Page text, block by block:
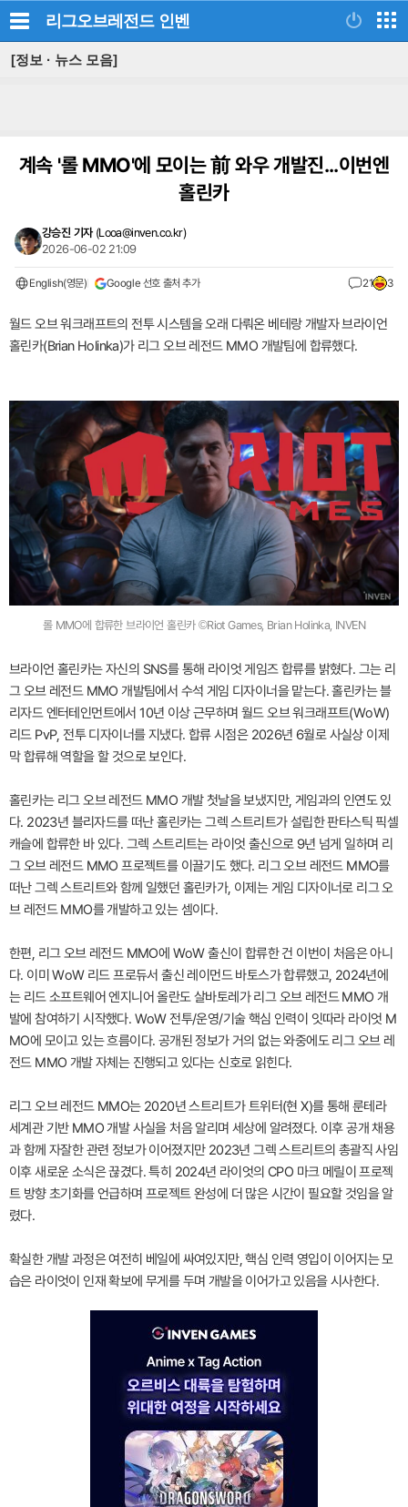
리그오브레전드 인벤
[정보 · 뉴스 모음]
계속 '롤 MMO'에 모이는 前 와우 개발진...이번엔
홀린카
강승진 기자 (Looa@inven.co.kr)
2026-06-02 21:09
English(영문) Google 선호 출처 추가 21 3
월드 오브 워크래프트의 전투 시스템을 오래 다뤄온 베테랑 개발자 브라이언
홀린카(Brian Holinka)가 리그 오브 레전드 MMO 개발팀에 합류했다.
롤 MMO에 합류한 브라이언 홀린카 ©Riot Games, Brian Holinka, INVEN
브라이언 홀린카는 자신의 SNS를 통해 라이엇 게임즈 합류를 밝혔다. 그는 리
그 오브 레전드 MMO 개발팀에서 수석 게임 디자이너을 맡는다. 홀린카는 블
리자드 엔터테인먼트에서 10년 이상 근무하며 월드 오브 워크래프트(WoW)
리드 PvP, 전투 디자이너를 지냈다. 합류 시점은 2026년 6월로 사실상 이제
막 합류해 역할을 할 것으로 보인다.
홀린카는 리그 오브 레전드 MMO 개발 첫날을 보냈지만, 게임과의 인연도 있
다. 2023년 블리자드를 떠난 홀린카는 그렉 스트리트가 설립한 판타스틱 픽셀
캐슬에 합류한 바 있다. 그렉 스트리트는 라이엇 출신으로 9년 넘게 일하며 리
그 오브 레전드 MMO 프로젝트를 이끌기도 했다. 리그 오브 레전드 MMO를
떠난 그렉 스트리트와 함께 일했던 홀린카가, 이제는 게임 디자이너로 리그 오
브 레전드 MMO를 개발하고 있는 셈이다.
한편, 리그 오브 레전드 MMO에 WoW 출신이 합류한 건 이번이 처음은 아니
다. 이미 WoW 리드 프로듀서 출신 레이먼드 바토스가 합류했고, 2024년에
는 리드 소프트웨어 엔지니어 올란도 살바토레가 리그 오브 레전드 MMO 개
발에 참여하기 시작했다. WoW 전투/운영/기술 핵심 인력이 잇따라 라이엇 M
MO에 모이고 있는 흐름이다. 공개된 정보가 거의 없는 와중에도 리그 오브 레
전드 MMO 개발 자체는 진행되고 있다는 신호로 읽힌다.
리그 오브 레전드 MMO는 2020년 스트리트가 트위터(현 X)를 통해 룬테라
세계관 기반 MMO 개발 사실을 처음 알리며 세상에 알려졌다. 이후 공개 채용
과 함께 자잘한 관련 정보가 이어졌지만 2023년 그렉 스트리트의 총괄직 사임
이후 새로운 소식은 끊겼다. 특히 2024년 라이엇의 CPO 마크 메릴이 프로젝
트 방향 초기화를 언급하며 프로젝트 완성에 더 많은 시간이 필요할 것임을 알
렸다.
확실한 개발 과정은 여전히 베일에 싸여있지만, 핵심 인력 영입이 이어지는 모
습은 라이엇이 인재 확보에 무게를 두며 개발을 이어가고 있음을 시사한다.